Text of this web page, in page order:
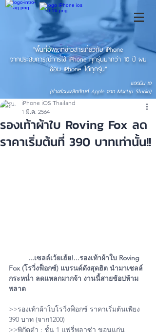
"พื้นที่อัพเดทข่าวสารเกี่ยวกับ iPhone
จากประสบการณ์การใช้ iPhone ทุกรุ่นมากว่า 10 ปี ผม
ซ่อม iPhone ได้ทุกรุ่น"
แอดมิน เอ
(ช่างซ่อมผลิตภัณฑ์ Apple จาก MacUp Studio)
รองเท้าผ้าใบ Roving Fox ลด
ราคาเริ่มต้นที่ 390 บาทเท่านั้น!!
iPhone iOS Thailand
1 มี.ค. 2564
...เซลล์เว้ยเฮ้ย!...รองเท้าผ้าใบ Roving
Fox (โรวิ่งฟ็อกซ์) แบรนด์ดังสุดฮิต นำมาเซลล์
กระหน่ำ ลดแหลกมากจ้า งานนี้สายช้อปห้าม
พลาด
>>รองเท้าผ้าใบโรวิ่งฟ็อกซ์ ราคาเริ่มต้นเพียง
390 บาท (จาก1200)
>>พิกัดตำ : ชั้น 1 แฟรี่พลาซ่า ขอนแก่น